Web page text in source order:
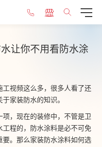
让你不用看防水涂
视频这么多，很多人看了还
家装防水的知识。
，现在的装修中，不管是卫
程的，防水涂料是必不可免
。那么家装防水涂料如何选